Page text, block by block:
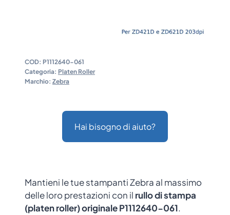
COD: P1112640-061
Categoria: Platen Roller
Marchio: Zebra
Hai bisogno di aiuto?
Mantieni le tue stampanti Zebra al massimo
delle loro prestazioni con il rullo di stampa
(platen roller) originale P1112640-061.